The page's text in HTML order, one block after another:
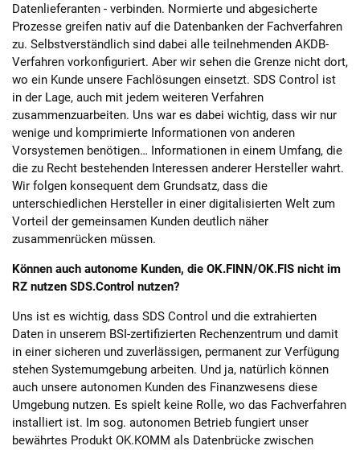
Datenlieferanten - verbinden. Normierte und abgesicherte
Prozesse greifen nativ auf die Datenbanken der Fachverfahren
zu. Selbstverständlich sind dabei alle teilnehmenden AKDB-
Verfahren vorkonfiguriert. Aber wir sehen die Grenze nicht dort,
wo ein Kunde unsere Fachlösungen einsetzt. SDS Control ist
in der Lage, auch mit jedem weiteren Verfahren
zusammenzuarbeiten. Uns war es dabei wichtig, dass wir nur
wenige und komprimierte Informationen von anderen
Vorsystemen benötigen… Informationen in einem Umfang, die
die zu Recht bestehenden Interessen anderer Hersteller wahrt.
Wir folgen konsequent dem Grundsatz, dass die
unterschiedlichen Hersteller in einer digitalisierten Welt zum
Vorteil der gemeinsamen Kunden deutlich näher
zusammenrücken müssen.
Können auch autonome Kunden, die OK.FINN/OK.FIS nicht im
RZ nutzen SDS.Control nutzen?
Uns ist es wichtig, dass SDS Control und die extrahierten
Daten in unserem BSI-zertifizierten Rechenzentrum und damit
in einer sicheren und zuverlässigen, permanent zur Verfügung
stehen Systemumgebung arbeiten. Und ja, natürlich können
auch unsere autonomen Kunden des Finanzwesens diese
Umgebung nutzen. Es spielt keine Rolle, wo das Fachverfahren
installiert ist. Im sog. autonomen Betrieb fungiert unser
bewährtes Produkt OK.KOMM als Datenbrücke zwischen